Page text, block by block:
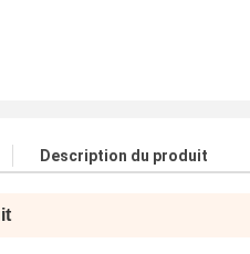
Description du produit